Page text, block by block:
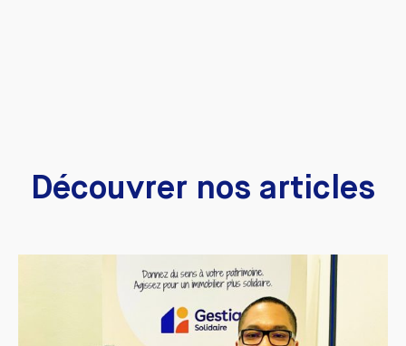
Découvrer nos articles